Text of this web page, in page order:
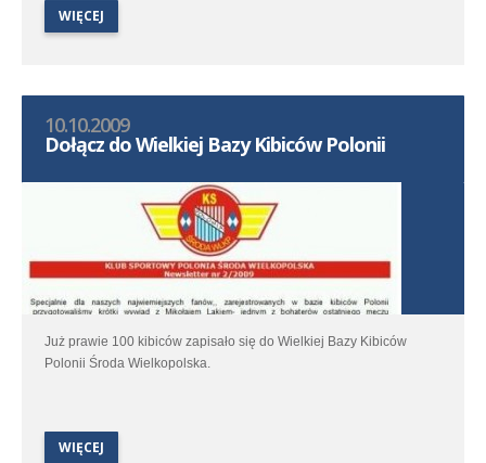
WIĘCEJ
10.10.2009
Dołącz do Wielkiej Bazy Kibiców Polonii
Już prawie 100 kibiców zapisało się do Wielkiej Bazy Kibiców
Polonii Środa Wielkopolska.
WIĘCEJ